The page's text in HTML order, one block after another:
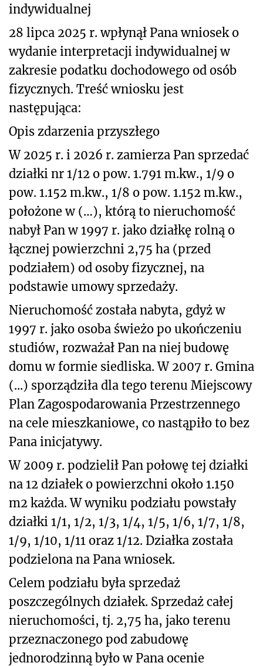
indywidualnej
28 lipca 2025 r. wpłynął Pana wniosek o
wydanie interpretacji indywidualnej w
zakresie podatku dochodowego od osób
fizycznych. Treść wniosku jest
następująca:
Opis zdarzenia przyszłego
W 2025 r. i 2026 r. zamierza Pan sprzedać
działki nr 1/12 o pow. 1.791 m.kw., 1/9 o
pow. 1.152 m.kw., 1/8 o pow. 1.152 m.kw.,
położone w (…), którą to nieruchomość
nabył Pan w 1997 r. jako działkę rolną o
łącznej powierzchni 2,75 ha (przed
podziałem) od osoby fizycznej, na
podstawie umowy sprzedaży.
Nieruchomość została nabyta, gdyż w
1997 r. jako osoba świeżo po ukończeniu
studiów, rozważał Pan na niej budowę
domu w formie siedliska. W 2007 r. Gmina
(...) sporządziła dla tego terenu Miejscowy
Plan Zagospodarowania Przestrzennego
na cele mieszkaniowe, co nastąpiło to bez
Pana inicjatywy.
W 2009 r. podzielił Pan połowę tej działki
na 12 działek o powierzchni około 1.150
m2 każda. W wyniku podziału powstały
działki 1/1, 1/2, 1/3, 1/4, 1/5, 1/6, 1/7, 1/8,
1/9, 1/10, 1/11 oraz 1/12. Działka została
podzielona na Pana wniosek.
Celem podziału była sprzedaż
poszczególnych działek. Sprzedaż całej
nieruchomości, tj. 2,75 ha, jako terenu
przeznaczonego pod zabudowę
jednorodzinną było w Pana ocenie